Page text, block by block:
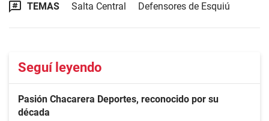
TEMAS Salta Central Defensores de Esquiú
Seguí leyendo
Pasión Chacarera Deportes, reconocido por su
década